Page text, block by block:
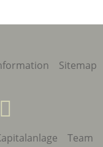
Sitemap
Team